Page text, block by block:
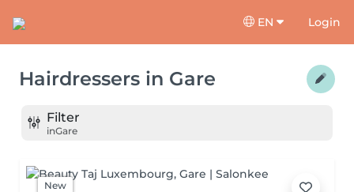
EN Login
Hairdressers in Gare
Filter
inGare
New